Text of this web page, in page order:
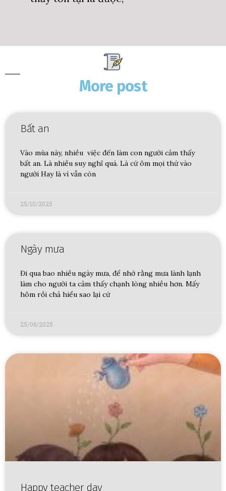
More post
Bất an
Vào mùa này, nhiều việc đến làm con người cảm thấy
bất an. Là nhiều suy nghĩ quá. Là cứ ôm mọi thứ vào
người Hay là vì vẫn còn
25/10/2025
Ngày mưa
Đi qua bao nhiều ngày mưa, để nhớ rằng mưa lành lạnh
làm cho người ta cảm thấy chạnh lòng nhiều hơn. Mấy
hôm rồi chả hiểu sao lại cứ
25/06/2025
Happy teacher day